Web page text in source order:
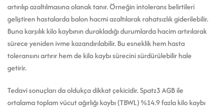
artırılıp azaltılmasına olanak tanır. Örneğin intolerans belirtileri
geliştiren hastalarda balon hacmi azaltılarak rahatsızlık giderilebilir.
Buna karşılık kilo kaybının durakladığı durumlarda hacim artırılarak
sürece yeniden ivme kazandırılabilir. Bu esneklik hem hasta
toleransını artırır hem de kilo kaybı sürecini sürdürülebilir hale
getirir.
Tedavi sonuçları da oldukça dikkat çekicidir. Spatz3 AGB ile
ortalama toplam vücut ağırlığı kaybı (TBWL) %14.9 fazla kilo kaybı